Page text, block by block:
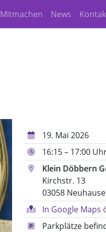
Mitmachen News
19. Mai 2026
16:15 – 17:00
Klein Döbbern
Kirchstr. 13
03058
In Google Maps
Parkplätze